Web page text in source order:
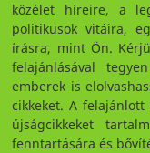
közélet híreire, a
politikusok vitáira,
írásra, mint Ön.
felajánlásával
emberek is
cikkeket. A
újságcikkeket
fenntartására és